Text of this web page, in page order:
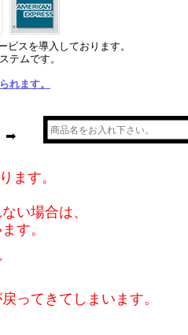
スを導入しております。
テムです。
れます。
➡
ます。
い場合は、
す。
ってきてしまいます。